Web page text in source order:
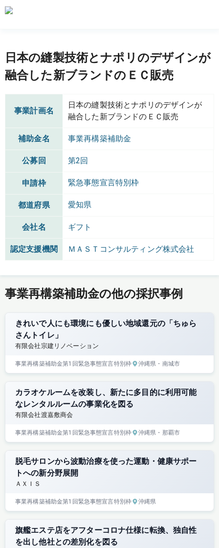
日本の縫製技術とナポリのデザインが
融合した新ブランドのＥＣ販売
事業計画名
日本の縫製技術とナポリのデザインが
融合した新ブランドのＥＣ販売
補助金名 事業再構築補助金
公募回 第2回
申請枠 緊急事態宣言特別枠
都道府県 愛知県
会社名 ギフト
認定支援機関 ＭＡＳＴコンサルティング株式会社
事業再構築補助金の他の採択事例
きれいで人にも環境にも優しい地域還元の「ちゅら
さんトイレ」
有限会社宗建リノベーション
事業再構築補助金第1回緊急事態宣言特別枠 沖縄県 ・南城市
カラオケルームを改装し、新たに多目的に利用可能
なレンタルルームの事業化を図る
有限会社渡嘉敷商会
事業再構築補助金第1回緊急事態宣言特別枠 沖縄県 ・那覇市
脱毛サロンから波動治療を使った運動・健康サポー
トへの新分野展開
ＡＸＩＳ
事業再構築補助金第1回緊急事態宣言特別枠 沖縄県
旗艦エステ店をアフターコロナ仕様に転換、独自性
を出し他社との差別化を図る